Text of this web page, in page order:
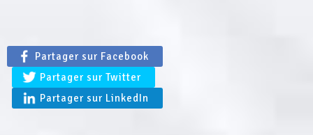
Partager sur Facebook
Partager sur Twitter
Partager sur LinkedIn